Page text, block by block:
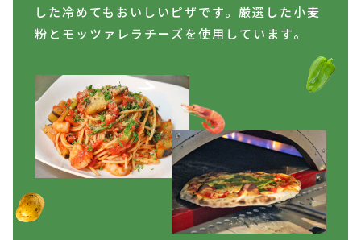
した冷めてもおいしいピザです。厳選した小麦
粉とモッツァレラチーズを使用しています。